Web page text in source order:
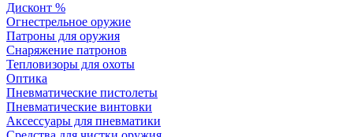
Дисконт %
Огнестрельное оружие
Патроны для оружия
Снаряжение патронов
Тепловизоры для охоты
Оптика
Пневматические пистолеты
Пневматические винтовки
Аксессуары для пневматики